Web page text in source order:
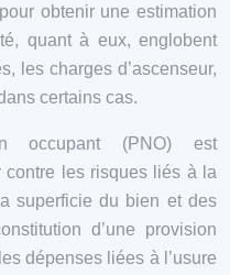
obtenir une estimation
quant à eux, englobent
les charges d’ascenseur,
certains cas.
occupant (PNO) est
contre les risques liés à la
superficie du bien et des
d’une provision
dépenses liées à l’usure